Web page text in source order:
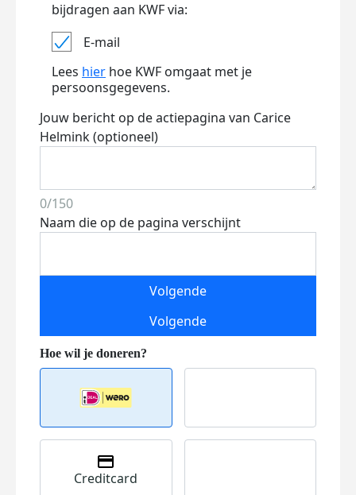
bijdragen aan KWF via:
E-mail
Lees hier hoe KWF omgaat met je
persoonsgegevens.
Jouw bericht op de actiepagina van Carice
Helmink (optioneel)
0/150
Naam die op de pagina verschijnt
Volgende
Volgende
Creditcard